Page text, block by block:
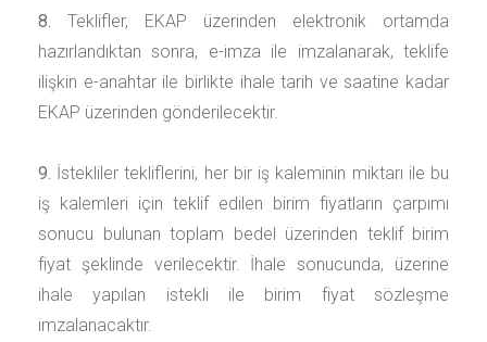
8. Teklifler, EKAP üzerinden elektronik ortamda
hazırlandıktan sonra, e-imza ile imzalanarak, teklife
ilişkin e-anahtar ile birlikte ihale tarih ve saatine kadar
EKAP üzerinden gönderilecektir.
9. İstekliler tekliflerini, her bir iş kaleminin miktarı ile bu
iş kalemleri için teklif edilen birim fiyatların çarpımı
sonucu bulunan toplam bedel üzerinden teklif birim
fiyat şeklinde verilecektir. İhale sonucunda, üzerine
ihale yapılan istekli ile birim fiyat sözleşme
imzalanacaktır.